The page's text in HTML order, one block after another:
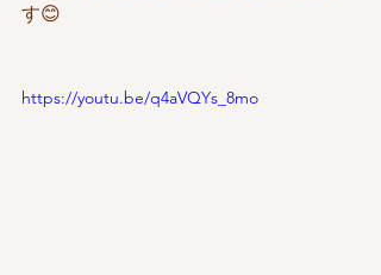
す😊
https://youtu.be/q4aVQYs_8mo